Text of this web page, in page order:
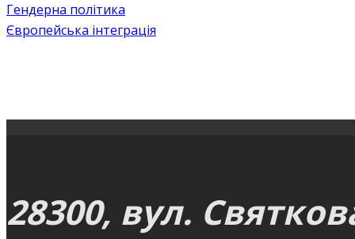
Гендерна політика
Європейська інтеграція
28300, вул.